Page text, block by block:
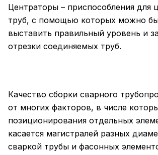
Центраторы – приспособления для
труб, с помощью которых можно
выставить правильный уровень и
отрезки соединяемых труб.
Качество сборки сварного
от многих факторов, в числе
позиционирования отдельных
касается магистралей разных
сваркой трубы и фасонных